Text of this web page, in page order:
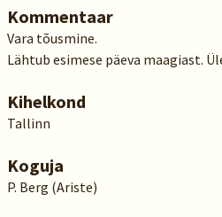
Kommentaar
Vara tõusmine.
Lähtub esimese päeva maagiast.
Kihelkond
Tallinn
Koguja
P. Berg (Ariste)